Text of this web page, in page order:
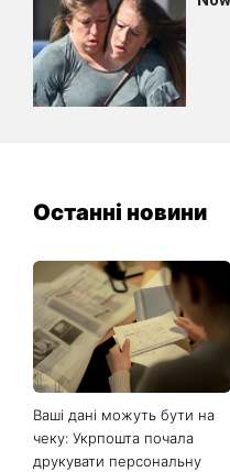
Останні новини
Ваші дані можуть бути на
чеку: Укрпошта почала
друкувати персональну